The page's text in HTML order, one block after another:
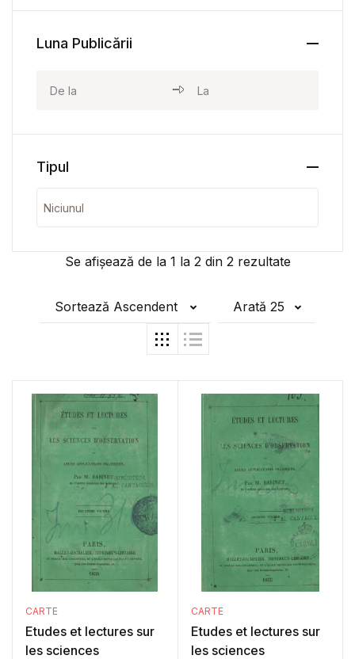
Se afișează de la 1 la 2din 2rezultate
Sortează Ascendent Arată 25
CARTE
Etudes et lectures sur
les sciences
CARTE
Etudes et lectures sur
les sciences
Luna Publicării
Tipul